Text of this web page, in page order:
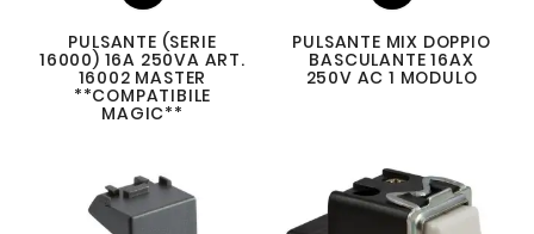
PULSANTE (SERIE
16000) 16A 250VA ART.
16002 MASTER
**COMPATIBILE
MAGIC**
PULSANTE MIX DOPPIO
BASCULANTE 16AX
250V AC 1 MODULO